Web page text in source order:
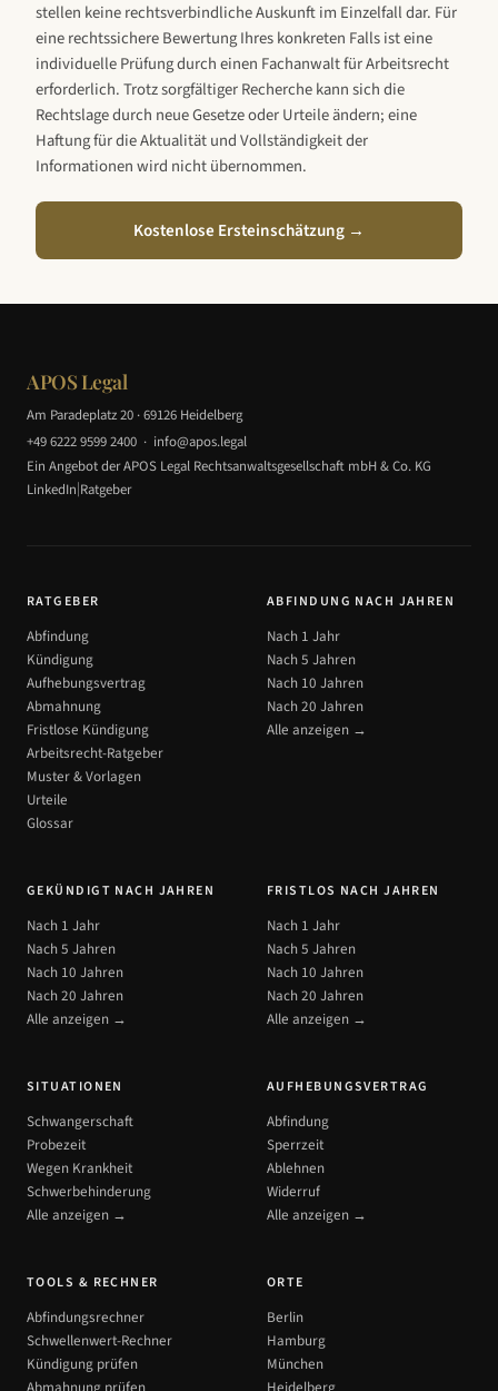
stellen keine rechtsverbindliche Auskunft im Einzelfall dar. Für
eine rechtssichere Bewertung Ihres konkreten Falls ist eine
individuelle Prüfung durch einen Fachanwalt für Arbeitsrecht
erforderlich. Trotz sorgfältiger Recherche kann sich die
Rechtslage durch neue Gesetze oder Urteile ändern; eine
Haftung für die Aktualität und Vollständigkeit der
Informationen wird nicht übernommen.
Kostenlose Ersteinschätzung →
APOS Legal
Am Paradeplatz 20 · 69126 Heidelberg
+49 6222 9599 2400 · info@apos.legal
Ein Angebot der APOS Legal Rechtsanwaltsgesellschaft mbH & Co. KG
LinkedIn|Ratgeber
RATGEBER
Abfindung
Kündigung
Aufhebungsvertrag
Abmahnung
Fristlose Kündigung
Arbeitsrecht-Ratgeber
Muster & Vorlagen
Urteile
Glossar
ABFINDUNG NACH JAHREN
Nach 1 Jahr
Nach 5 Jahren
Nach 10 Jahren
Nach 20 Jahren
Alle anzeigen →
GEKÜNDIGT NACH JAHREN
Nach 1 Jahr
Nach 5 Jahren
Nach 10 Jahren
Nach 20 Jahren
Alle anzeigen →
FRISTLOS NACH JAHREN
Nach 1 Jahr
Nach 5 Jahren
Nach 10 Jahren
Nach 20 Jahren
Alle anzeigen →
SITUATIONEN
Schwangerschaft
Probezeit
Wegen Krankheit
Schwerbehinderung
Alle anzeigen →
AUFHEBUNGSVERTRAG
Abfindung
Sperrzeit
Ablehnen
Widerruf
Alle anzeigen →
TOOLS & RECHNER
Abfindungsrechner
Schwellenwert-Rechner
Kündigung prüfen
ORTE
Berlin
Hamburg
München